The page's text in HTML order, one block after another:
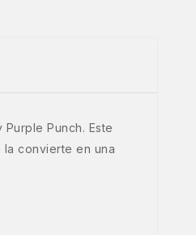
Punch. Este
convierte en una